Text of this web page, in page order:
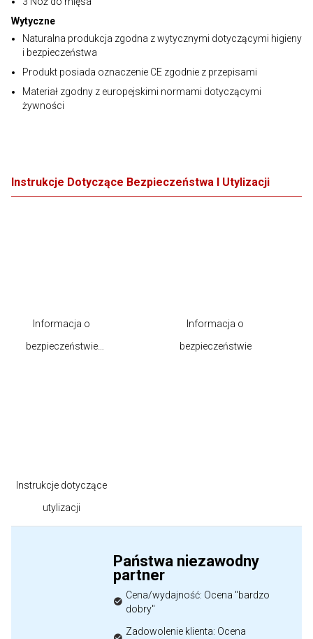
Wytyczne
Naturalna produkcja zgodna z wytycznymi dotyczącymi higieny
i bezpieczeństwa
Produkt posiada oznaczenie CE zgodnie z przepisami
Materiał zgodny z europejskimi normami dotyczącymi
żywności
Instrukcje Dotyczące Bezpieczeństwa I Utylizacji
Informacja o
bezpieczeństwie
Informacja o
bezpieczeństwie
Instrukcje dotyczące
utylizacji
Państwa niezawodny
partner
Cena/wydajność: Ocena "bardzo
dobry"
Zadowolenie klienta: Ocena